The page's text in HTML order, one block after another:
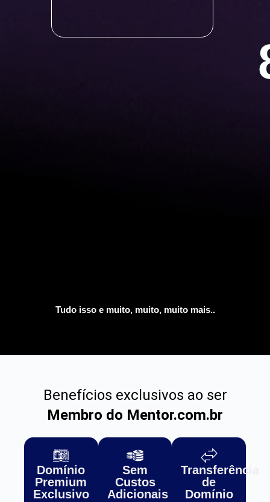
Tudo isso e muito, muito, muito mais..
Benefícios exclusivos ao ser
Membro do Mentor.com.br
Domínio
Premium
Exclusivo
Sem
Custos
Adicionais
Transferência
de
Domínio